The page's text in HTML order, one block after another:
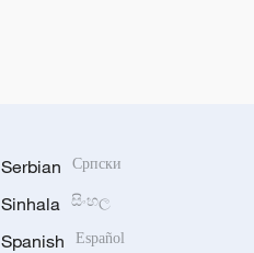
Serbian Српски
Sinhala සිංහල
Spanish Español